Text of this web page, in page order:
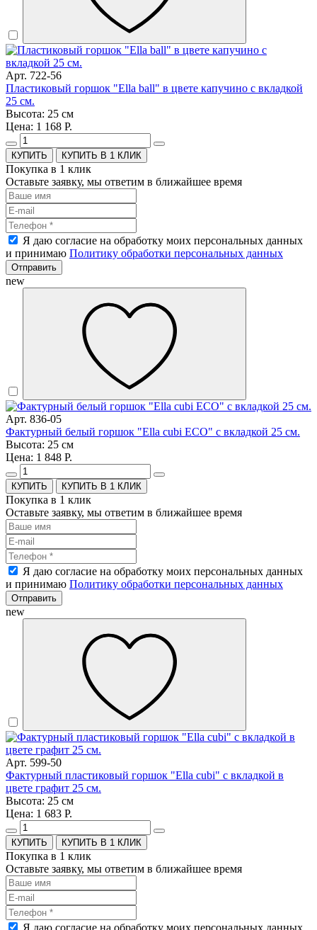
Арт. 722-56
Пластиковый горшок "Ella ball" в цвете капучино с вкладкой
25 см.
Высота: 25 см
Цена: 1 168 Р.
КУПИТЬ В 1 КЛИК
Покупка в 1 клик
Оставьте заявку, мы ответим в ближайшее время
Я даю согласие на обработку моих персональных данных
и принимаю Политику обработки персональных данных
Отправить
new
Арт. 836-05
Фактурный белый горшок "Ella cubi ECO" с вкладкой 25 см.
Высота: 25 см
Цена: 1 848 Р.
КУПИТЬ В 1 КЛИК
Покупка в 1 клик
Оставьте заявку, мы ответим в ближайшее время
Я даю согласие на обработку моих персональных данных
и принимаю Политику обработки персональных данных
Отправить
new
Арт. 599-50
Фактурный пластиковый горшок "Ella cubi" с вкладкой в
цвете графит 25 см.
Высота: 25 см
Цена: 1 683 Р.
КУПИТЬ В 1 КЛИК
Покупка в 1 клик
Оставьте заявку, мы ответим в ближайшее время